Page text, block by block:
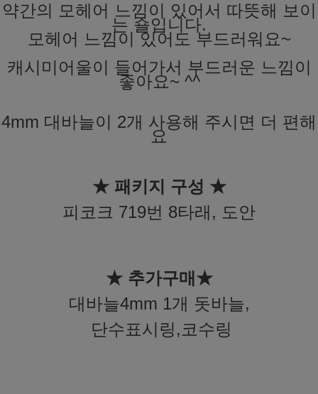
약간의 모헤어 느낌이 있어서 따뜻해 보이
는 숄입니다.
모헤어 느낌이 있어도 부드러워요~
캐시미어울이 들어가서 부드러운 느낌이
좋아요~ ^^
4mm 대바늘이 2개 사용해 주시면 더 편해
요
★ 패키지 구성 ★
피코크 719번 8타래, 도안
★ 추가구매★
대바늘4mm 1개 돗바늘,
단수표시링,코수링